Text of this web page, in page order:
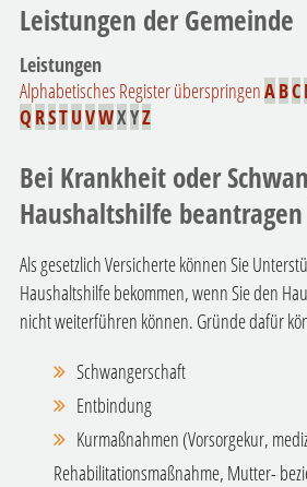
Leistungen der Gemeinde
Leistungen
Alphabetisches Register überspringenABC
Q RSTUVWXYZ
Bei Krankheit oder
Haushaltshilfe beantragen
Als gesetzlich Versicherte können Sie
Haushaltshilfe bekommen, wenn Sie den
nicht weiterführen können. Gründe dafür
Schwangerschaft
Entbindung
Kurmaßnahmen (Vorsorgekur,
Rehabilitationsmaßnahme, Mutter-